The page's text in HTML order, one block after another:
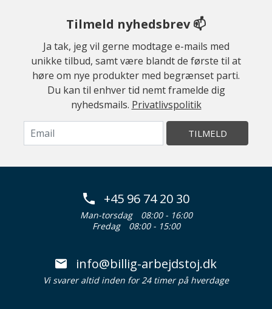
Tilmeld nyhedsbrev 📫
Ja tak, jeg vil gerne modtage e-mails med
unikke tilbud, samt være blandt de første til at
høre om nye produkter med begrænset parti.
Du kan til enhver tid nemt framelde dig
nyhedsmails. Privatlivspolitik
TILMELD
+45 96 74 20 30
Man-torsdag
08:00 - 16:00
Fredag
08:00 - 15:00
info@billig-arbejdstoj.dk
Vi svarer altid inden for 24 timer på hverdage